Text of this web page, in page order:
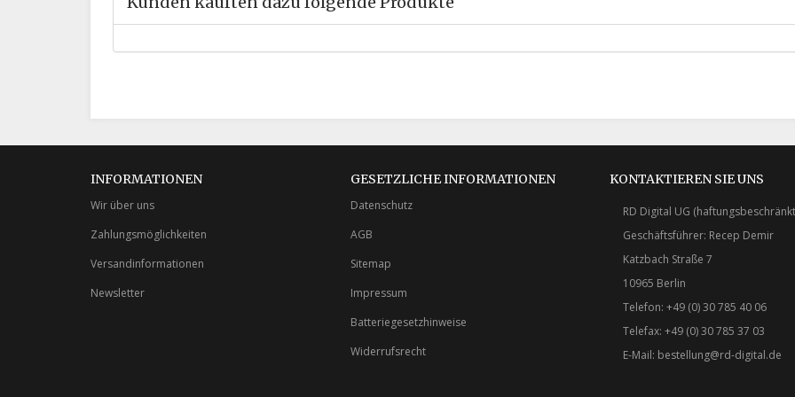
INFORMATIONEN
Wir über uns
Zahlungsmöglichkeiten
Versandinformationen
Newsletter
GESETZLICHE INFORMATIONEN
Datenschutz
AGB
Sitemap
Impressum
Batteriegesetzhinweise
Widerrufsrecht
KONTAKTIEREN SIE UNS
RD Digital UG
Geschäftsführer: Recep Demir
Katzbach Straße 7
10965 Berlin
Telefon: +49 (0) 30 785 40 06
Telefax: +49 (0) 30 785 37 03
E-Mail: bestellung@rd-digital.de